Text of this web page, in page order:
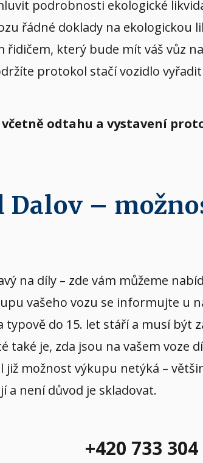
podrobnosti ekologické
řádné doklady na ekologickou
který bude mít váš vůz
protokol stačí vozidlo
odtahu a vystavení
–
na díly – zde vám můžeme
vašeho vozu se informujte u
do 15. let stáří a musí být
také je, zda jsou na vašem
možnost výkupu netýká –
a není důvod je skladovat.
+420 733